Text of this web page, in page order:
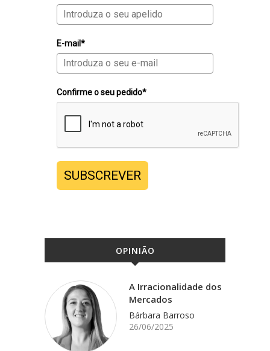
E-mail*
Confirme o seu pedido*
SUBSCREVER
OPINIÃO
A Irracionalidade dos
Mercados
Bárbara Barroso
26/06/2025